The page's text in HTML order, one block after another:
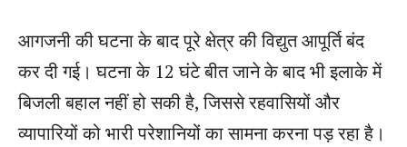
आगजनी की घटना के बाद पूरे क्षेत्र की विद्युत आपूर्ति बंद
कर दी गई। घटना के 12 घंटे बीत जाने के बाद भी इलाके में
बिजली बहाल नहीं हो सकी है, जिससे रहवासियों और
व्यापारियों को भारी परेशानियों का सामना करना पड़ रहा है।